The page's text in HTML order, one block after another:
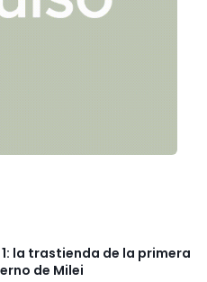
la trastienda de la primera
de Milei